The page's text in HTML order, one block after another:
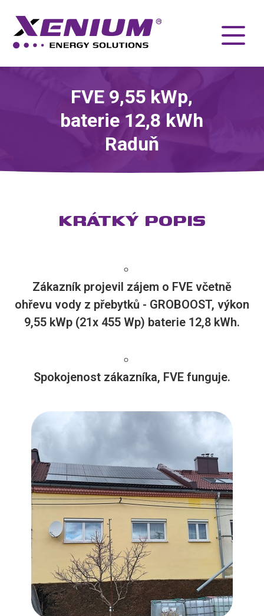
FVE 9,55 kWp,
baterie 12,8 kWh
Raduň
KRÁTKÝ POPIS
Zákazník projevil zájem o FVE včetně
ohřevu vody z přebytků - GROBOOST, výkon
9,55 kWp (21x 455 Wp) baterie 12,8 kWh.
Spokojenost zákazníka, FVE funguje.